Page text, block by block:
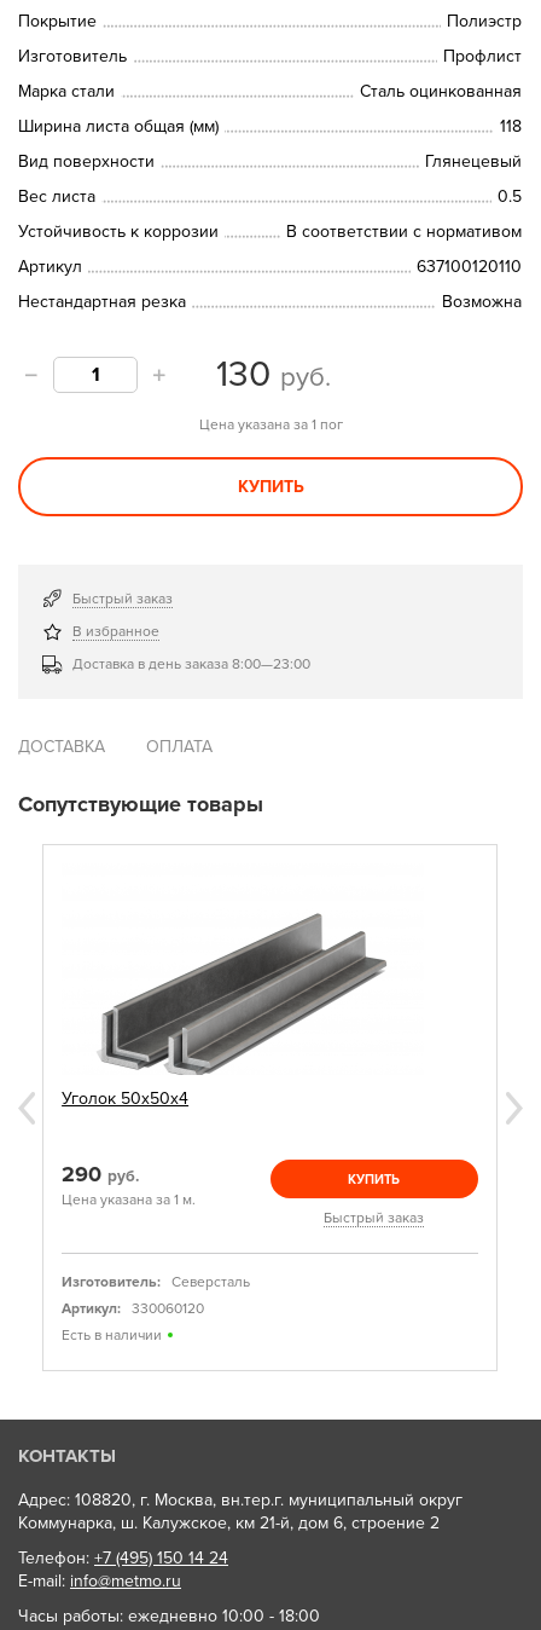
Покрытие
Полиэстр
Изготовитель
Профлист
Марка стали
Сталь оцинкованная
Ширина листа общая (мм)
118
Вид поверхности
Глянецевый
Вес листа
0.5
Устойчивость к коррозии
В соответствии с нормативом
Артикул
637100120110
Нестандартная резка
Возможна
130 руб.
Цена указана за 1 пог
КУПИТЬ
Быстрый заказ
В избранное
Доставка в день заказа 8:00—23:00
ДОСТАВКА ОПЛАТА
Сопутствующие товары
Уголок 50х50х4
290 руб.
Цена указана за 1 м.
КУПИТЬ
Быстрый заказ
Изготовитель:
Северсталь
Артикул:
330060120
Есть в наличии
КОНТАКТЫ
Адрес: 108820, г. Москва, вн.тер.г. муниципальный округ
Коммунарка, ш. Калужское, км 21-й, дом 6, строение 2
Телефон: +7 (495) 150 14 24
E-mail: info@metmo.ru
Часы работы: ежедневно 10:00 - 18:00